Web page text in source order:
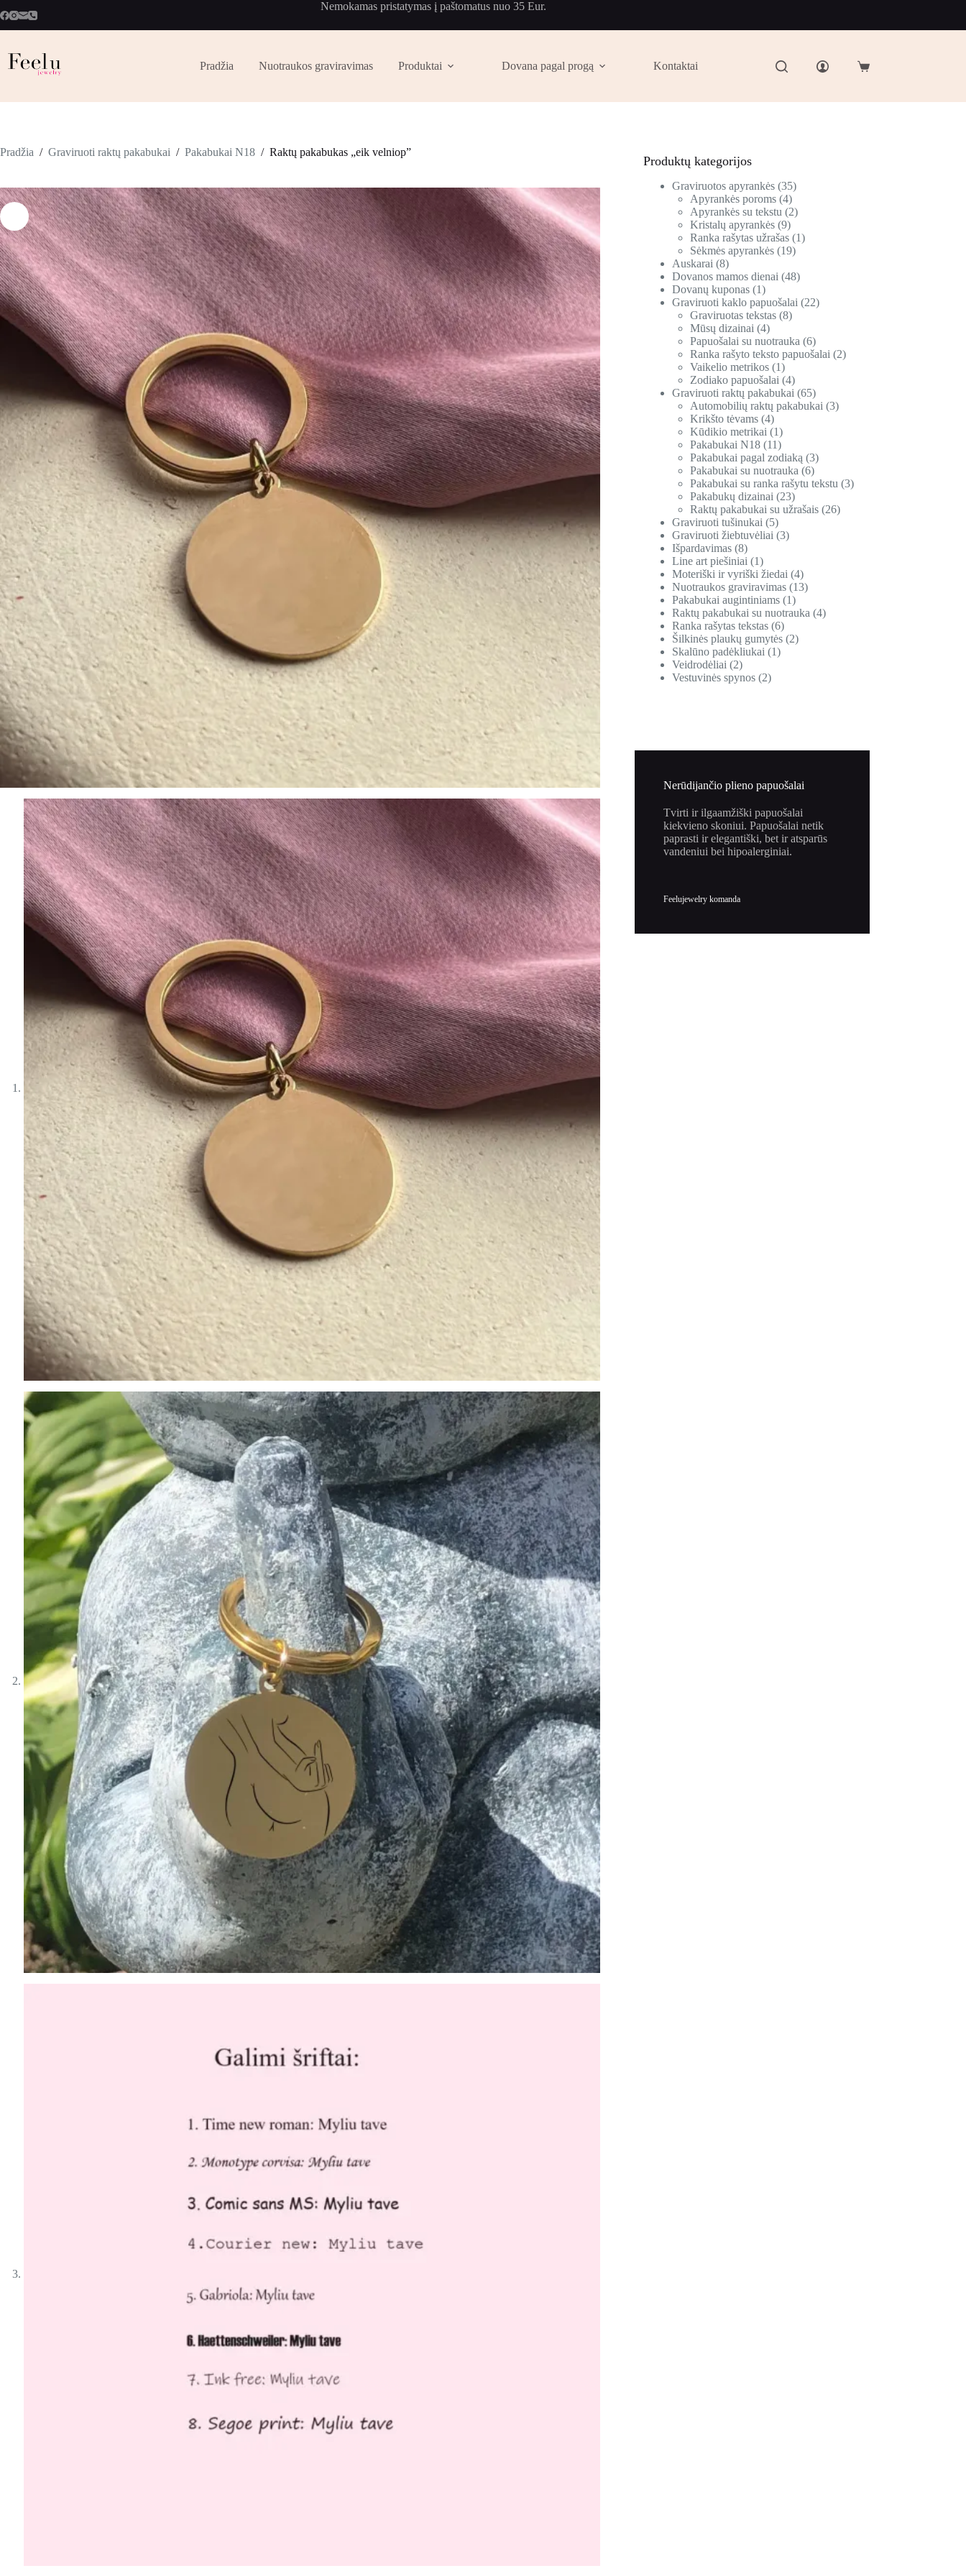
Nemokamas pristatymas į paštomatus nuo 35 Eur.
Pradžia Nuotraukos graviravimas Produktai Dovana pagal progą Kontaktai
Pradžia / Graviruoti raktų pakabukai / Pakabukai N18 / Raktų pakabukas „eik velniop”
Produktų kategorijos
Graviruotos apyrankės 35
Apyrankės poroms 4
Apyrankės su tekstu
2
Kristalų apyrankės 9
Ranka rašytas užrašas 1
Sėkmės apyrankės 19
Auskarai 8
Dovanos mamos dienai 48
Dovanų kuponas 1
Graviruoti kaklo papuošalai
22
Graviruotas tekstas 8
Mūsų dizainai 4
Papuošalai su nuotrauka 6
Ranka rašyto teksto papuošalai
2
Vaikelio metrikos 1
Zodiako papuošalai 4
Graviruoti raktų pakabukai 65
Automobilių raktų pakabukai 3
Krikšto tėvams 4
Kūdikio metrikai
1
Pakabukai N18 11
Pakabukai pagal zodiaką 3
Pakabukai su nuotrauka 6
Pakabukai su ranka rašytu tekstu 3
Pakabukų dizainai
23
Raktų pakabukai su užrašais 26
Graviruoti tušinukai
5
Graviruoti žiebtuvėliai 3
Išpardavimas 8
Line art piešiniai
1
Moteriški ir vyriški žiedai 4
Nuotraukos graviravimas 13
Pakabukai augintiniams 1
Raktų pakabukai su nuotrauka 4
Ranka rašytas tekstas 6
Šilkinės plaukų gumytės 2
Skalūno padėkliukai
1
Veidrodėliai
2
Vestuvinės spynos 2
Nerūdijančio plieno papuošalai
Tvirti ir ilgaamžiški papuošalai
kiekvieno skoniui. Papuošalai netik
paprasti ir elegantiški, bet ir atsparūs
vandeniui bei hipoalerginiai.
Feelujewelry komanda